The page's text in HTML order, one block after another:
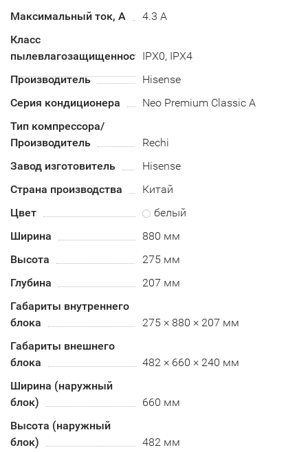
Максимальный ток, А
4.3 А
Класс
пылевлагозащищенностиIPX0, IPX4
Производитель
Hisense
Серия кондиционера
Neo Premium Classic A
Тип компрессора/
Производитель
Rechi
Завод изготовитель
Hisense
Страна производства
Китай
Цвет
белый
Ширина
880 мм
Высота
275 мм
Глубина
207 мм
Габариты внутреннего
блока
275 × 880 × 207 мм
Габариты внешнего
блока
482 × 660 × 240 мм
Ширина (наружный
блок)
660 мм
Высота (наружный
блок)
482 мм